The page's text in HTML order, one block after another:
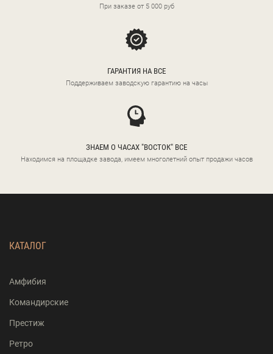
При заказе от 5 000 руб
ГАРАНТИЯ НА ВСЕ
Поддерживаем заводскую гарантию на часы
ЗНАЕМ О ЧАСАХ "ВОСТОК" ВСЕ
Находимся на площадке завода, имеем многолетний опыт продажи часов
КАТАЛОГ
Амфибия
Командирские
Престиж
Ретро